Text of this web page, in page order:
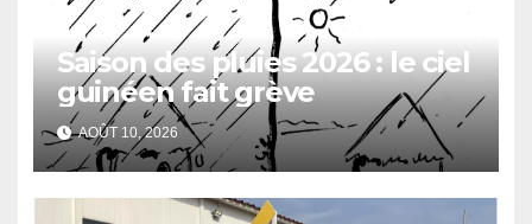
Saison des pluies 2026 : le ciel
guinéen fait grève
AOÛT 10, 2026